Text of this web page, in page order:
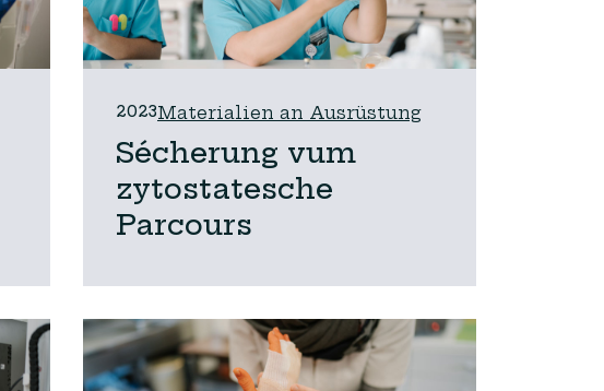
2023Materialien an Ausrüstung
Sécherung vum
zytostatesche
Parcours